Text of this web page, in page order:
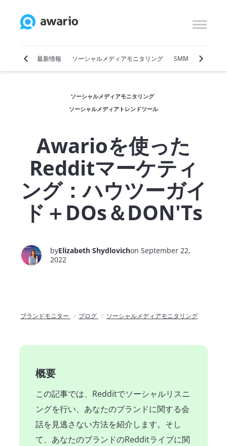
ティング 最新情報 ソーシャルメディアモニタリング SMM ソーシャ
ソーシャルメディアモニタリング
ソーシャルメディアトレンドツール
Awarioを使った
Redditマーケティ
ング：ハウツーガイ
ド＋DOs＆DON'Ts
byElizabeth Shydlovichon September 22,
2022
ブランドモニター ブログ ソーシャルメディアモニタリング
概要
この記事では、Redditでソーシャルリスニ
ングを行い、あなたのブランドに関する会
話を見逃さない方法を紹介します。そし
て、あなたのブランドのRedditライブに関